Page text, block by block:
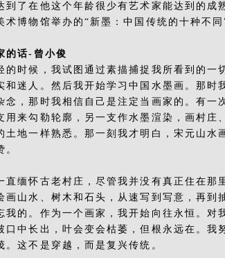
到了在他这个年龄很少有艺术家能达到的成
术博物馆举办的“新墨：中国传统的十种不同
的话-曾小俊
的时候，我试图通过素描捕捉我所看到的一
和迷人。然后我开始学习中国水墨画。那时
念，那时我相信自己是注定当画家的。有一
用来勾勒轮廓，另一支作水墨渲染，画村庄
土地一样熟悉。那一刻我才明白，宋元山水
。
直缅怀古老村庄，尽管我并没有真正住在那
画山水、树木和石头，从速写到写意，再到
我的。作为一个画家，我开始向往永恒。对
口中长出，叶会变会枯萎，但根永远在。
。这不是穿越，而是复兴传统。